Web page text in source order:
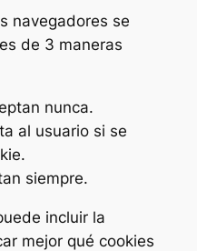
navegadores se
de 3 maneras
nunca.
al usuario si se
siempre.
incluir la
mejor qué cookies